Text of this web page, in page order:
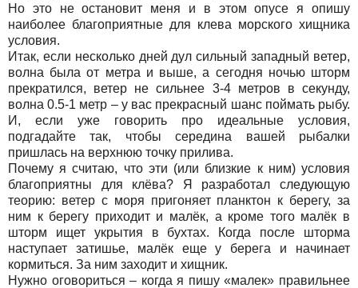
Но это не остановит меня и в этом опусе я опишу
наиболее благоприятные для клева морского хищника
условия.
Итак, если несколько дней дул сильный западный ветер,
волна была от метра и выше, а сегодня ночью шторм
прекратился, ветер не сильнее 3-4 метров в секунду,
волна 0.5-1 метр – у вас прекрасный шанс поймать рыбу.
И, если уже говорить про идеальные условия,
подгадайте так, чтобы середина вашей рыбалки
пришлась на верхнюю точку прилива.
Почему я считаю, что эти (или близкие к ним) условия
благоприятны для клёва? Я разработал следующую
теорию: ветер с моря пригоняет планктон к берегу, за
ним к берегу приходит и малёк, а кроме того малёк в
шторм ищет укрытия в бухтах. Когда после шторма
наступает затишье, малёк еще у берега и начинает
кормиться. За ним заходит и хищник.
Нужно оговориться – когда я пишу «малек» правильнее